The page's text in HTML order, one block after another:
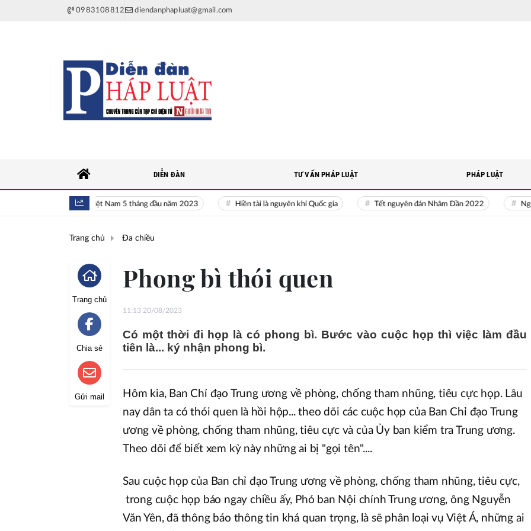
0983108812 diendanphapluat@gmail.com
Toàn cảnh kinh tế Việt Nam 5 tháng đầu năm 2023 Hiền tài là nguyên khí Quốc gia Tết nguyên đán Nhâm Dần 2022 Nguồn
DIỄN ĐÀN TƯ VẤN PHÁP LUẬT PHÁP LUẬT
Trang chủ Đa chiều
Trang chủ
Chia sẻ
Gửi mail
Phong bì thói quen
11:13 20/08/2023
Có một thời đi họp là có phong bì. Bước vào cuộc họp thì việc làm đầu
tiên là... ký nhận phong bì.
Hôm kia, Ban Chỉ đạo Trung ương về phòng, chống tham nhũng, tiêu cực họp. Lâu
nay dân ta có thói quen là hồi hộp... theo dõi các cuộc họp của Ban Chỉ đạo Trung
ương về phòng, chống tham nhũng, tiêu cực và của Ủy ban kiểm tra Trung ương.
Theo dõi để biết xem kỳ này những ai bị "gọi tên"....
Sau cuộc họp của Ban chỉ đạo Trung ương về phòng, chống tham nhũng, tiêu cực,
trong cuộc họp báo ngay chiều ấy, Phó ban Nội chính Trung ương, ông Nguyễn
Văn Yên, đã thông báo thông tin khá quan trọng, là sẽ phân loại vụ Việt Á, những ai